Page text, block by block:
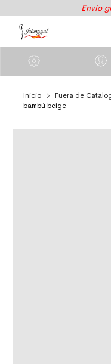
Envío
Inicio Fuera de
bambú beige